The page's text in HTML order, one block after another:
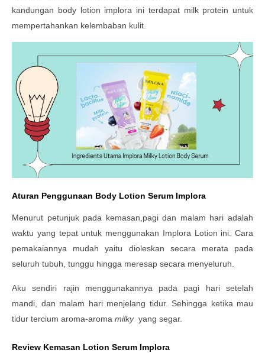
kandungan body lotion implora ini terdapat milk protein untuk
mempertahankan kelembaban kulit.
Aturan Penggunaan Body Lotion Serum Implora
Menurut petunjuk pada kemasan,pagi dan malam hari adalah
waktu yang tepat untuk menggunakan Implora Lotion ini. Cara
pemakaiannya mudah yaitu dioleskan secara merata pada
seluruh tubuh, tunggu hingga meresap secara menyeluruh.
Aku sendiri rajin menggunakannya pada pagi hari setelah
mandi, dan malam hari menjelang tidur. Sehingga ketika mau
tidur tercium aroma-aroma milky yang segar.
Review Kemasan Lotion Serum Implora